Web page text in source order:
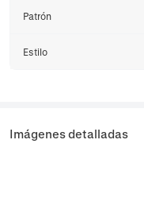
Patrón
Estilo
Imágenes detalladas